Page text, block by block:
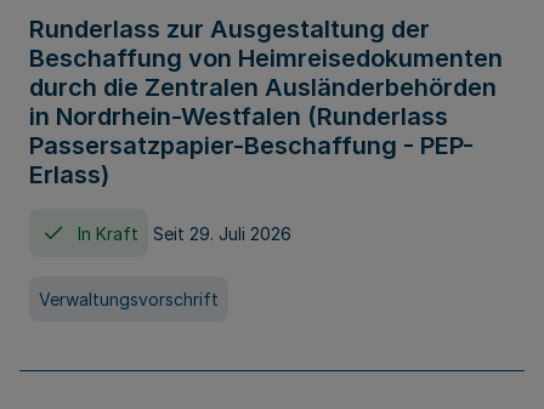
Runderlass zur Ausgestaltung der
Beschaffung von Heimreisedokumenten
durch die Zentralen Ausländerbehörden
in Nordrhein-Westfalen (Runderlass
Passersatzpapier-Beschaffung - PEP-
Erlass)
In Kraft Seit 29. Juli 2026
Verwaltungsvorschrift